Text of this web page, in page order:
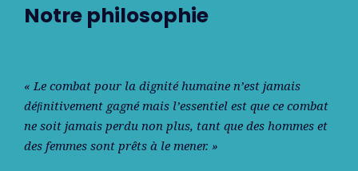
Notre philosophie
« Le combat pour la dignité humaine n’est jamais
déﬁnitivement gagné mais l’essentiel est que ce combat
ne soit jamais perdu non plus, tant que des hommes et
des femmes sont prêts à le mener. »